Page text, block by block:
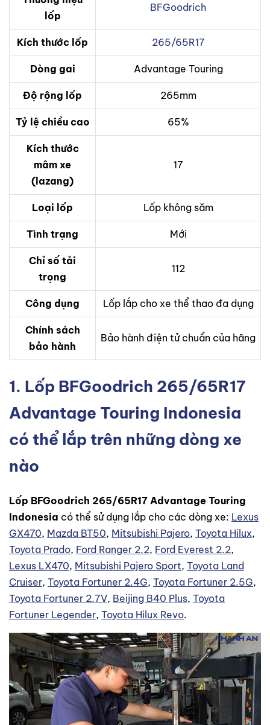
lốp
BFGoodrich
Kích thước lốp 265/65R17
Dòng gai Advantage Touring
Độ rộng lốp 265mm
Tỷ lệ chiều cao 65%
Kích thước
mâm xe
(lazang)
17
Loại lốp Lốp không săm
Tình trạng Mới
Chỉ số tải
trọng
112
Công dụng Lốp lắp cho xe thể thao đa dụng
Chính sách
bảo hành
Bảo hành điện tử chuẩn của hãng
1. Lốp BFGoodrich 265/65R17
Advantage Touring Indonesia
có thể lắp trên những dòng xe
nào
Lốp BFGoodrich 265/65R17 Advantage Touring
Indonesia có thể sử dụng lắp cho các dòng xe: Lexus
GX470, Mazda BT50, Mitsubishi Pajero, Toyota Hilux,
Toyota Prado, Ford Ranger 2.2, Ford Everest 2.2,
Lexus LX470, Mitsubishi Pajero Sport, Toyota Land
Cruiser, Toyota Fortuner 2.4G, Toyota Fortuner 2.5G,
Toyota Fortuner 2.7V, Beijing B40 Plus, Toyota
Fortuner Legender, Toyota Hilux Revo.